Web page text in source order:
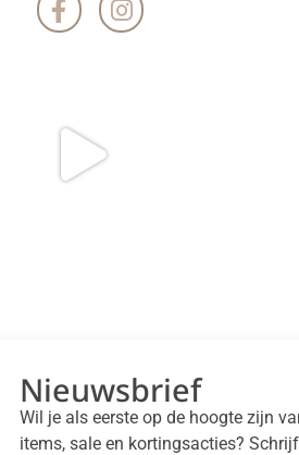
Nieuwsbrief
Wil je als eerste op de hoogte zijn
items, sale en kortingsacties?